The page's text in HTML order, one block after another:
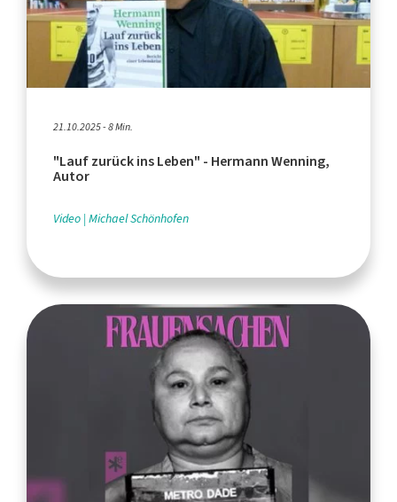
21.10.2025 - 8 Min.
"Lauf zurück ins Leben" - Hermann Wenning,
Autor
Video Michael Schönhofen